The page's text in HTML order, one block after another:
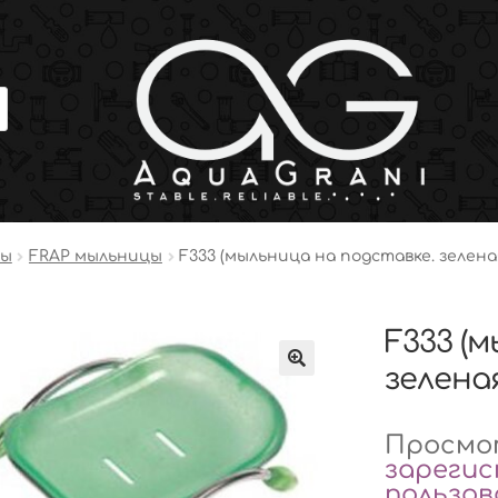
FRAP мыльницы F333 (мыльница на подставке.
F333